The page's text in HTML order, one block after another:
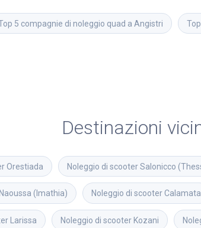
5 compagnie di noleggio quad a Angistri
Destinazioni
Orestiada Noleggio di scooterSalonicco
Naoussa (Imathia) Noleggio di scooterCalamata
Larissa Noleggio di scooterKozani